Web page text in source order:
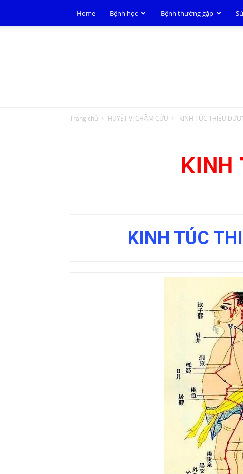
Home Bệnh học Bệnh thường gặp
Trang chủ HUYỆT VỊ CHÂM CỨU KINH TÚC THIẾU
KINH
KINH TÚC